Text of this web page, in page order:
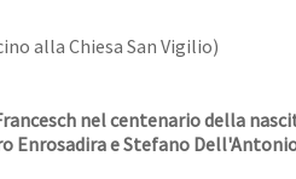
alla Chiesa San Vigilio)
nel centenario della
Enrosadira e Stefano